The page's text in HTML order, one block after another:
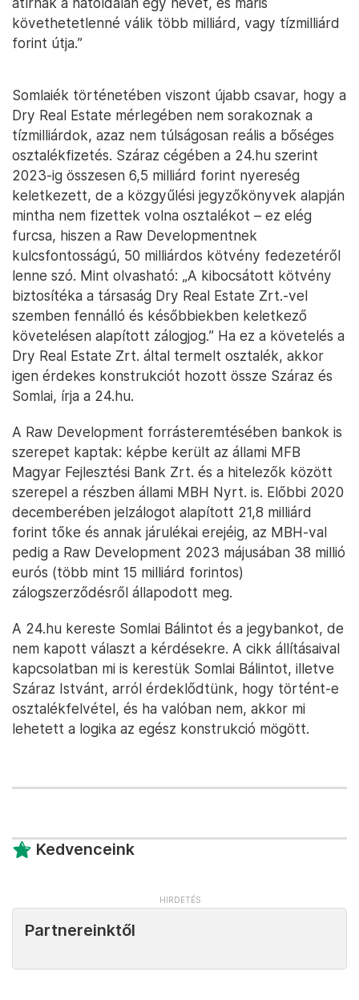
követhetetlenné válik több milliárd, vagy tízmilliárd
forint útja.”
Somlaiék történetében viszont újabb csavar, hogy a
Dry Real Estate mérlegében nem sorakoznak a
tízmilliárdok, azaz nem túlságosan reális a bőséges
osztalékfizetés. Száraz cégében a 24.hu szerint
2023-ig összesen 6,5 milliárd forint nyereség
keletkezett, de a közgyűlési jegyzőkönyvek alapján
mintha nem fizettek volna osztalékot – ez elég
furcsa, hiszen a Raw Developmentnek
kulcsfontosságú, 50 milliárdos kötvény fedezetéről
lenne szó. Mint olvasható: „A kibocsátott kötvény
biztosítéka a társaság Dry Real Estate Zrt.-vel
szemben fennálló és későbbiekben keletkező
követelésen alapított zálogjog.” Ha ez a követelés a
Dry Real Estate Zrt. által termelt osztalék, akkor
igen érdekes konstrukciót hozott össze Száraz és
Somlai, írja a 24.hu.
A Raw Development forrásteremtésében bankok is
szerepet kaptak: képbe került az állami MFB
Magyar Fejlesztési Bank Zrt. és a hitelezők között
szerepel a részben állami MBH Nyrt. is. Előbbi 2020
decemberében jelzálogot alapított 21,8 milliárd
forint tőke és annak járulékai erejéig, az MBH-val
pedig a Raw Development 2023 májusában 38 millió
eurós (több mint 15 milliárd forintos)
zálogszerződésről állapodott meg.
A 24.hu kereste Somlai Bálintot és a jegybankot, de
nem kapott választ a kérdésekre. A cikk állításaival
kapcsolatban mi is kerestük Somlai Bálintot, illetve
Száraz Istvánt, arról érdeklődtünk, hogy történt-e
osztalékfelvétel, és ha valóban nem, akkor mi
lehetett a logika az egész konstrukció mögött.
Kedvenceink
Partnereinktől